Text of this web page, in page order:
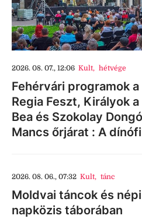
2026. 08. 07., 12:06 Kult, hétvége
Fehérvári programok
Regia Feszt, Királyok
Bea és Szokolay
Mancs őrjárat : A
2026. 08. 06., 07:32 Kult, tánc
Moldvai táncok és
napközis táborában